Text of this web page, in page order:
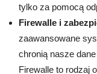
tylko za pomocą
Firewalle i
zaawansowane
chronią nasze
Firewalle to rodzaj